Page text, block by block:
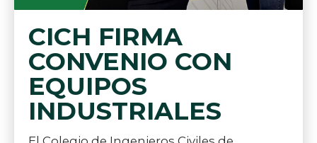
CICH FIRMA
CONVENIO CON
EQUIPOS
INDUSTRIALES